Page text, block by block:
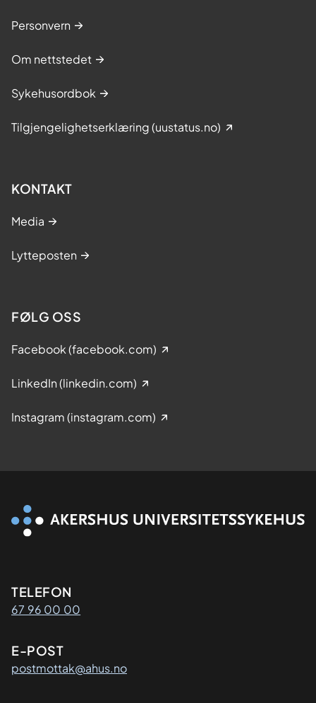
Personvern
Om nettstedet
Sykehusordbok
Tilgjengelighetserklæring (uustatus.no)
KONTAKT
Media
Lytteposten
FØLG OSS
Facebook (facebook.com)
LinkedIn (linkedin.com)
Instagram (instagram.com)
Kontaktinformasjon
TELEFON
67 96 00 00
E-POST
postmottak@ahus.no